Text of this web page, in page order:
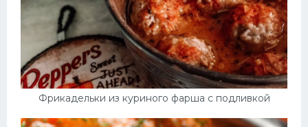
Фрикадельки из куриного фарша с подливкой